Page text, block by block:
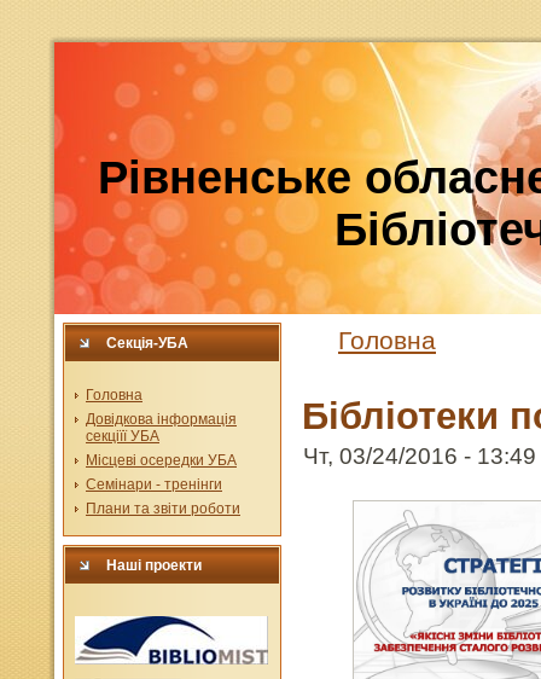
Рівненське
Секція-УБА
Головна
Довідкова інформація
секціїї УБА
Місцеві осередки УБА
Семінари - тренінги
Плани та звіти роботи
Наші проекти
Головна
Бібліотеки
Чт, 03/24/2016 -